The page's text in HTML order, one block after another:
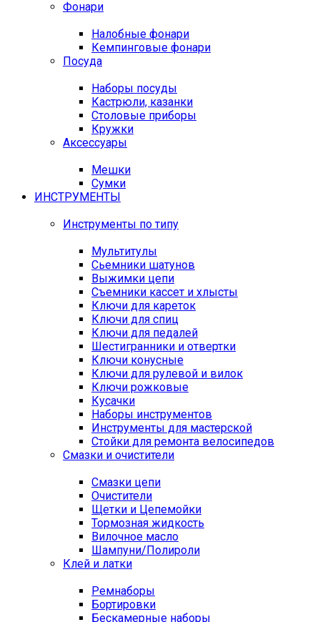
Фонари
Налобные фонари
Кемпинговые фонари
Посуда
Наборы посуды
Кастрюли, казанки
Столовые приборы
Кружки
Аксессуары
Мешки
Сумки
ИНСТРУМЕНТЫ
Инструменты по типу
Мультитулы
Сьемники шатунов
Выжимки цепи
Съемники кассет и хлысты
Ключи для кареток
Ключи для спиц
Ключи для педалей
Шестигранники и отвертки
Ключи конусные
Ключи для рулевой и вилок
Ключи рожковые
Кусачки
Наборы инструментов
Инструменты для мастерской
Стойки для ремонта велосипедов
Смазки и очистители
Смазки цепи
Очистители
Щетки и Цепемойки
Тормозная жидкость
Вилочное масло
Шампуни/Полироли
Клей и латки
Ремнаборы
Бортировки
Бескамерные наборы